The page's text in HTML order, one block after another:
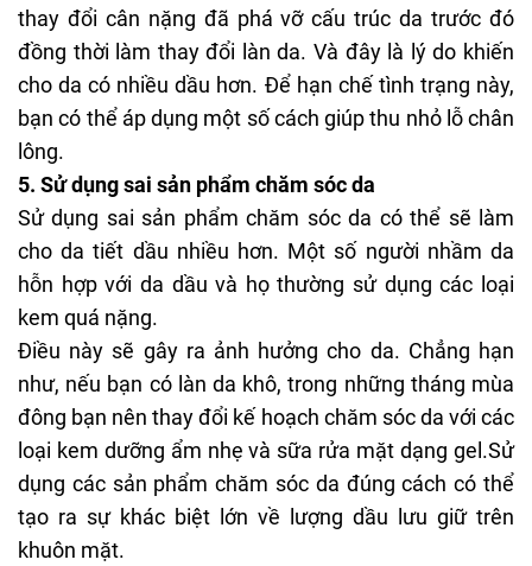
thay đổi cân nặng đã phá vỡ cấu trúc da trước đó
đồng thời làm thay đổi làn da. Và đây là lý do khiến
cho da có nhiều dầu hơn. Để hạn chế tình trạng này,
bạn có thể áp dụng một số cách giúp thu nhỏ lỗ chân
lông.
5. Sử dụng sai sản phẩm chăm sóc da
Sử dụng sai sản phẩm chăm sóc da có thể sẽ làm
cho da tiết dầu nhiều hơn. Một số người nhầm da
hỗn hợp với da dầu và họ thường sử dụng các loại
kem quá nặng.
Điều này sẽ gây ra ảnh hưởng cho da. Chẳng hạn
như, nếu bạn có làn da khô, trong những tháng mùa
đông bạn nên thay đổi kế hoạch chăm sóc da với các
loại kem dưỡng ẩm nhẹ và sữa rửa mặt dạng gel .Sử
dụng các sản phẩm chăm sóc da đúng cách có thể
tạo ra sự khác biệt lớn về lượng dầu lưu giữ trên
khuôn mặt.